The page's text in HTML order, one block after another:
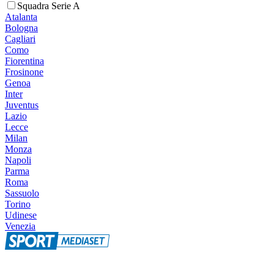
Squadra Serie A
Atalanta
Bologna
Cagliari
Como
Fiorentina
Frosinone
Genoa
Inter
Juventus
Lazio
Lecce
Milan
Monza
Napoli
Parma
Roma
Sassuolo
Torino
Udinese
Venezia